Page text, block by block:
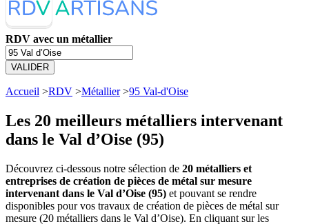
RDV avec un métallier
VALIDER
Accueil >RDV >Métallier>95 Val-d'Oise
Les 20 meilleurs métalliers intervenant
dans le Val d’Oise (95)
Découvrez ci-dessous notre sélection de 20 métalliers et
entreprises de création de pièces de métal sur mesure
intervenant dans le Val d’Oise (95) et pouvant se rendre
disponibles pour vos travaux de création de pièces de métal sur
mesure (20 métalliers dans le Val d’Oise). En cliquant sur les